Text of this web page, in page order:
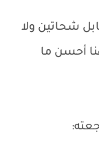
شحاتين ولا
أحسن ما